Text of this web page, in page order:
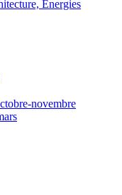
Energies
novembre